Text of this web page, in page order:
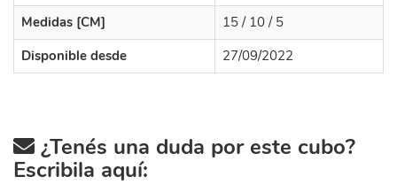
Medidas [CM]
15 / 10 / 5
Disponible desde
27/09/2022
¿Tenés una duda por este cubo?
Escribila aquí: